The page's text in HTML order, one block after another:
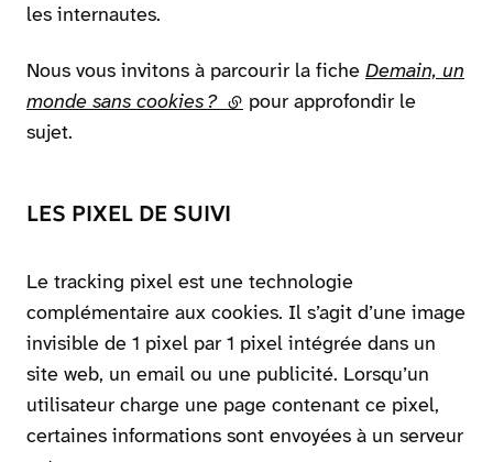
les internautes.
Nous vous invitons à parcourir la fiche Demain, un
monde sans cookies ? (lien externe)
pour approfondir le
sujet.
LES PIXEL DE SUIVI
Le tracking pixel est une technologie
complémentaire aux cookies. Il s’agit d’une image
invisible de 1 pixel par 1 pixel intégrée dans un
site web, un email ou une publicité. Lorsqu’un
utilisateur charge une page contenant ce pixel,
certaines informations sont envoyées à un serveur